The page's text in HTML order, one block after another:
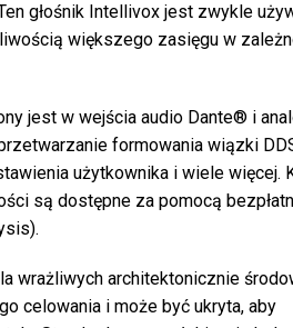
głośnik Intellivox jest zwykle
większego zasięgu w
jest w wejścia audio Dante® i
formowania wiązki
użytkownika i wiele więcej.
są dostępne za pomocą
wrażliwych architektonicznie
celowania i może być ukryta, aby